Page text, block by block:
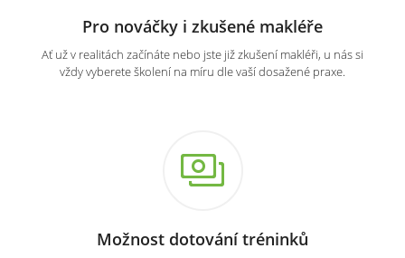
Pro nováčky i zkušené makléře
Ať už v realitách začínáte nebo jste již zkušení makléři, u nás si
vždy vyberete školení na míru dle vaší dosažené praxe.
Možnost dotování tréninků